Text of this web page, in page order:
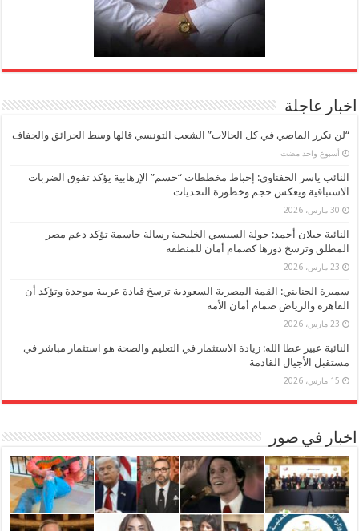
اخبار عاجلة
“لن نكرر الماضي في كل الحالات” الشعب التونسي قالها وسط الحرائق والجفاف
‏أسبوع واحد مضت
النائب ياسر الحفناوي: إحباط مخططات “حسم” الإرهابية يؤكد تفوق الضربات
الاستباقية ويعكس حجم وخطورة التحديات
30 مارس، 2026
النائبة جيلان أحمد: جولة السيسي الخليجية رسالة حاسمة تؤكد دعم مصر
المطلق وترسخ دورها كصمام أمان للمنطقة
23 مارس، 2026
سميرة الجنايني: القمة المصرية السعودية ترسخ قيادة عربية موحدة وتؤكد أن
القاهرة والرياض صمام أمان الأمة
23 مارس، 2026
النائبة عبير عطا الله: زيادة الاستثمار في التعليم والصحة هو استثمار مباشر في
مستقبل الأجيال القادمة
15 مارس، 2026
اخبار في صور